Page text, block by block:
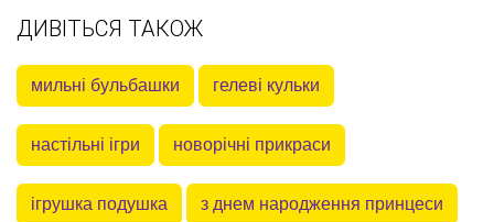
ДИВІТЬСЯ ТАКОЖ
мильні бульбашки гелеві кульки
настільні ігри новорічні прикраси
ігрушка подушка з днем народження принцеси